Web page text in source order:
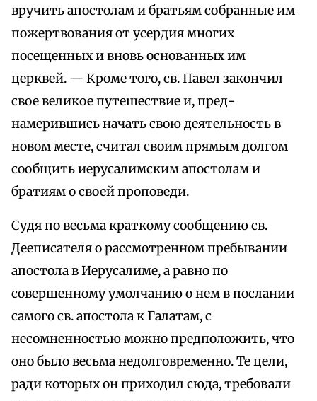
вручить апостолам и братьям собранные им
пожертвования от усердия многих
посещенных и вновь основанных им
церквей. — Кроме того, св. Павел закончил
свое великое путешествие и, пред-
намерившись начать свою деятельность в
новом месте, считал своим прямым долгом
сообщить иерусалимским апостолам и
братиям о своей проповеди.
Судя по весьма краткому сообщению св.
Дееписателя о рассмотренном пребывании
апостола в Иерусалиме, а равно по
совершенному умолчанию о нем в послании
самого св. апостола к Галатам, с
несомненностью можно предположить, что
оно было весьма недолговременно. Те цели,
ради которых он приходил сюда, требовали